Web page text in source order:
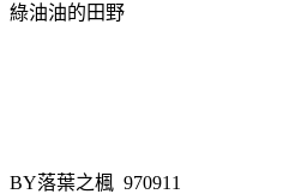
綠油油的田野
BY落葉之楓 970911